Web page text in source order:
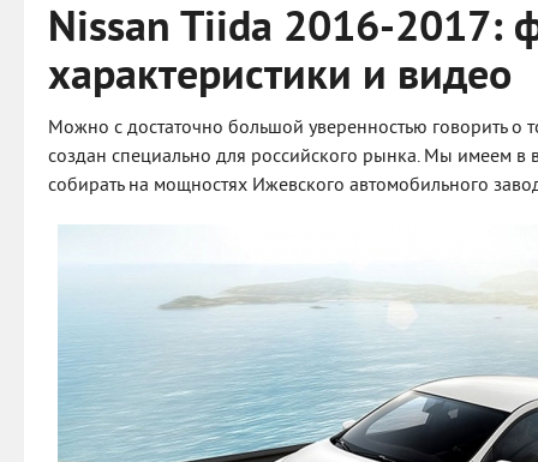
Nissan Tiida 2016-2017:
характеристики и видео
Можно с достаточно большой уверенностью говорить о
создан специально для российского рынка. Мы имеем в
собирать на мощностях Ижевского автомобильного